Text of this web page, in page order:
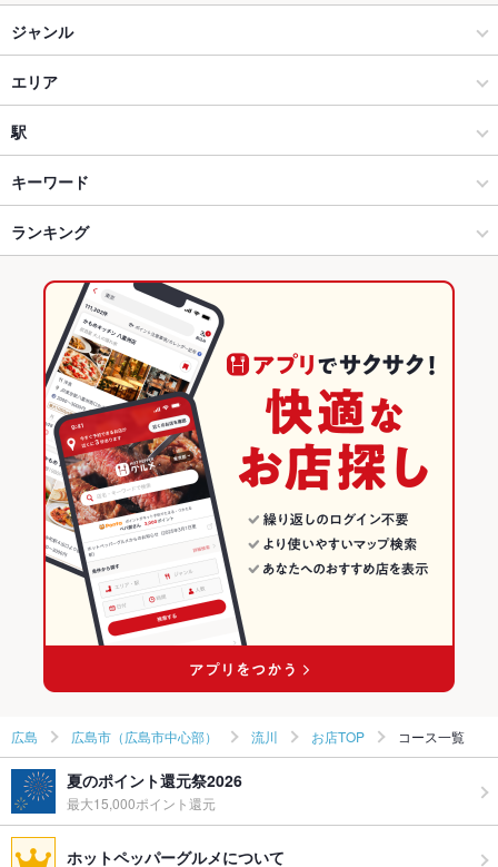
ジャンル
イタリアン・フレンチ
イタリアン
広島市（広島市中心部） × イタリアン・フレンチ
広島市（広島市中心部） × イタリアン
銀山町駅 × イタリアン・フレンチ
銀山町駅 × イタリアン
ダイニングバー・バル
スペインバル・イタリアンバール
広島市（広島市中心部） × ダイニングバー・バル
広島市（広島市中心部） × スペインバル・イタリアンバール
銀山町駅 × ダイニングバー・バル
銀山町駅 × スペインバル・イタリアンバール
エリア
流川
流川 × イタリアン・フレンチ
流川 × イタリアン
流川 × ダイニングバー・バル
流川 × スペインバル・イタリアンバール
広島 × イタリアン・フレンチ
広島 × イタリアン
広島 × ダイニングバー・バル
広島 × スペインバル・イタリアンバール
駅
胡町駅
銀山町駅
八丁堀駅
キーワード
からあげ ソーセージ
カルボナーラ ペペロンチーノ ボロネーゼ
生春巻き タンドリーチキン ケーキ
チーズケーキ ジェラート 肉寿司
ランキング
広島のグルメランキング
広島のイタリアン・フレンチランキング
広島のイタリアンランキング
広島市（広島市中心部）のグルメランキング
広島市（広島市中心部）のイタリアン・フレンチランキング
広島市（広島市中心部）のイタリアンランキング
流川のグルメランキング
流川のイタリアン・フレンチランキング
流川のイタリアンランキング
広島 広島市（広島市中心部） 流川 お店TOP コース一覧
夏のポイント還元祭2026
最大15,000ポイント還元
ホットペッパーグルメについて